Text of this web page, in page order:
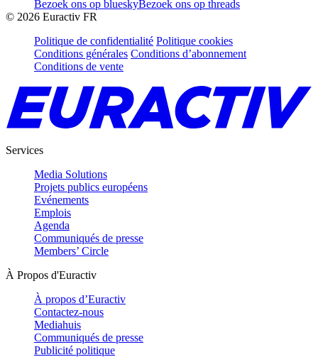
Bezoek ons op blueskyBezoek ons op threads
© 2026 Euractiv FR
Politique de confidentialité Politique cookies
Conditions générales Conditions d’abonnement
Conditions de vente
Services
Media Solutions
Projets publics européens
Evénements
Emplois
Agenda
Communiqués de presse
Members’ Circle
À Propos d'Euractiv
À propos d’Euractiv
Contactez-nous
Mediahuis
Communiqués de presse
Publicité politique